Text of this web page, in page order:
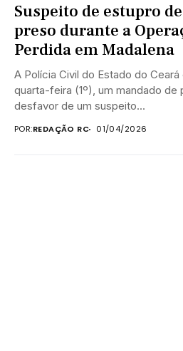
Suspeito de estupro
preso durante a
Perdida em Madalena
A Polícia Civil do Estado do
quarta-feira (1º), um mandado de
desfavor de um suspeito...
POR:REDAÇÃO RC 01/04/2026